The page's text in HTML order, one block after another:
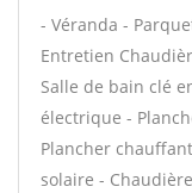
- Véranda -
Entretien
Salle de bain clé
électrique -
Plancher
solaire -